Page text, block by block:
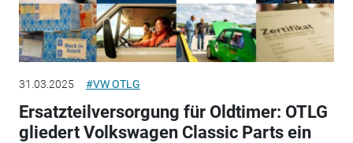
31.03.2025 #VW OTLG
Ersatzteilversorgung für Oldtimer: OTLG
gliedert Volkswagen Classic Parts ein